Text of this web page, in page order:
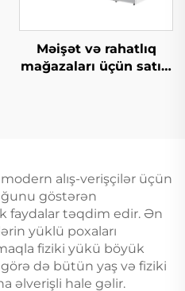
Məişət və rahatlıq
mağazaları üçün satıcı
alış-verişçilər üçün
göstərən
faydalar təqdim edir. Ən
yüklü poxaları
fiziki yükü böyük
də bütün yaş və fiziki
əlverişli hale gəlir.